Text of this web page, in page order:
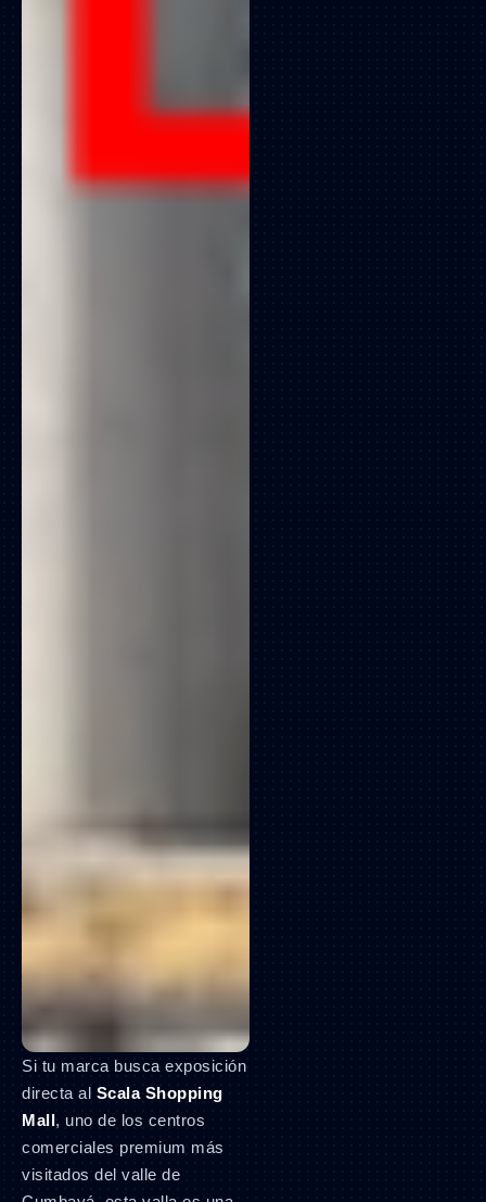
Si tu marca busca exposición
directa al Scala Shopping
Mall, uno de los centros
comerciales premium más
visitados del valle de